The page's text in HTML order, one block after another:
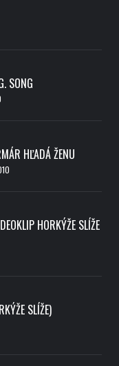
SONG
HĽADÁ ŽENU
HORKÝŽE SLÍŽE
SLÍŽE)